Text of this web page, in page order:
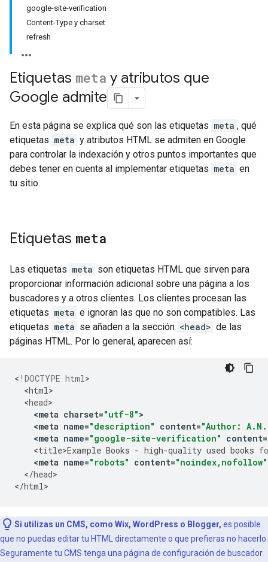
google-site-verification
Content-Type y charset
refresh
Etiquetas meta y atributos que
Google admite
En esta página se explica qué son las etiquetas meta , qué
etiquetas meta y atributos HTML se admiten en Google
para controlar la indexación y otros puntos importantes que
debes tener en cuenta al implementar etiquetas meta en
tu sitio.
Etiquetas meta
Las etiquetas meta son etiquetas HTML que sirven para
proporcionar información adicional sobre una página a los
buscadores y a otros clientes. Los clientes procesan las
etiquetas meta e ignoran las que no son compatibles. Las
etiquetas meta se añaden a la sección <head> de las
páginas HTML. Por lo general, aparecen así:
< !DOCTYPE html
<html
<head
<meta charset="utf-8">
<meta name="description" content="Author:
<meta name="google-site-verification" content=
<title>Example Books - high-quality used books
<meta name="robots" content="noindex,nofollow"
</head>
</html>
Si utilizas un CMS, como Wix, WordPress o Blogger, es posible
que no puedas editar tu HTML directamente o que prefieras no hacerlo.
Seguramente tu CMS tenga una página de configuración de buscador